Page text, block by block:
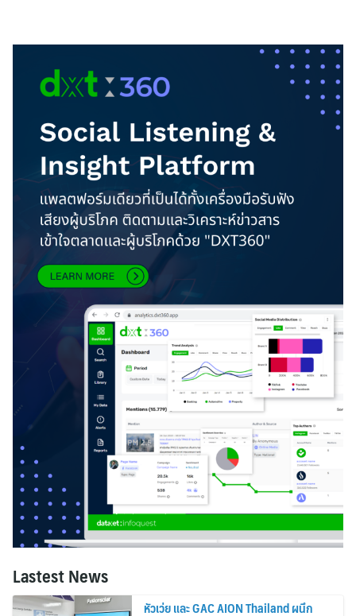
Lastest News
หัวเว่ย และ GAC AION Thailand ผนึก
กำลังขับเคลื่อน Smart Energy
Ecosystem เชื่อม GAC GN8 PHEV
รถยนต์ MPV ระดับพรีเมียม เข้ากับ
พลังงานแสงอาทิตย์ภายในบ้าน
6 ส.ค. 69 17:37